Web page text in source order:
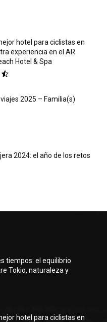
hotel para ciclistas en
experiencia en el AR
Hotel & Spa
2025 – Familia(s)
2024: el año de los retos
tiempos: el equilibrio
Tokio, naturaleza y
hotel para ciclistas en